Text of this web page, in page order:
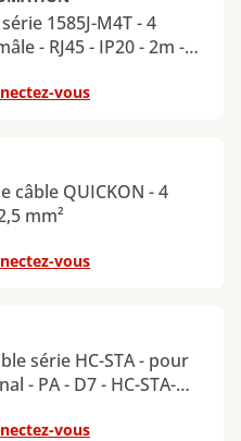
1585J-M4T - 4
- RJ45 - IP20 - 2m -
vous
câble QUICKON - 4
mm²
vous
série HC-STA - pour
- PA - D7 - HC-STA-
PL-BK
vous